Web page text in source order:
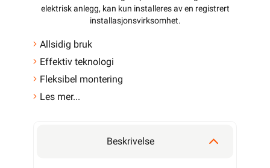
elektrisk anlegg, kan kun installeres av en registrert
installasjonsvirksomhet.
Allsidig bruk
Effektiv teknologi
Fleksibel montering
Les mer...
Beskrivelse